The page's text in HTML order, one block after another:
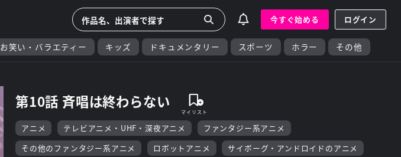
今すぐ始める ログイン
お笑い・バラエティー キッズ ドキュメンタリー スポーツ ホラー その他
第10話 斉唱は終わらない
アニメ テレビアニメ・UHF・深夜アニメ
ファンタジー系アニメ
その他のファンタジー系アニメ
ロボットアニメ
サイボーグ・アンドロイドのアニメ